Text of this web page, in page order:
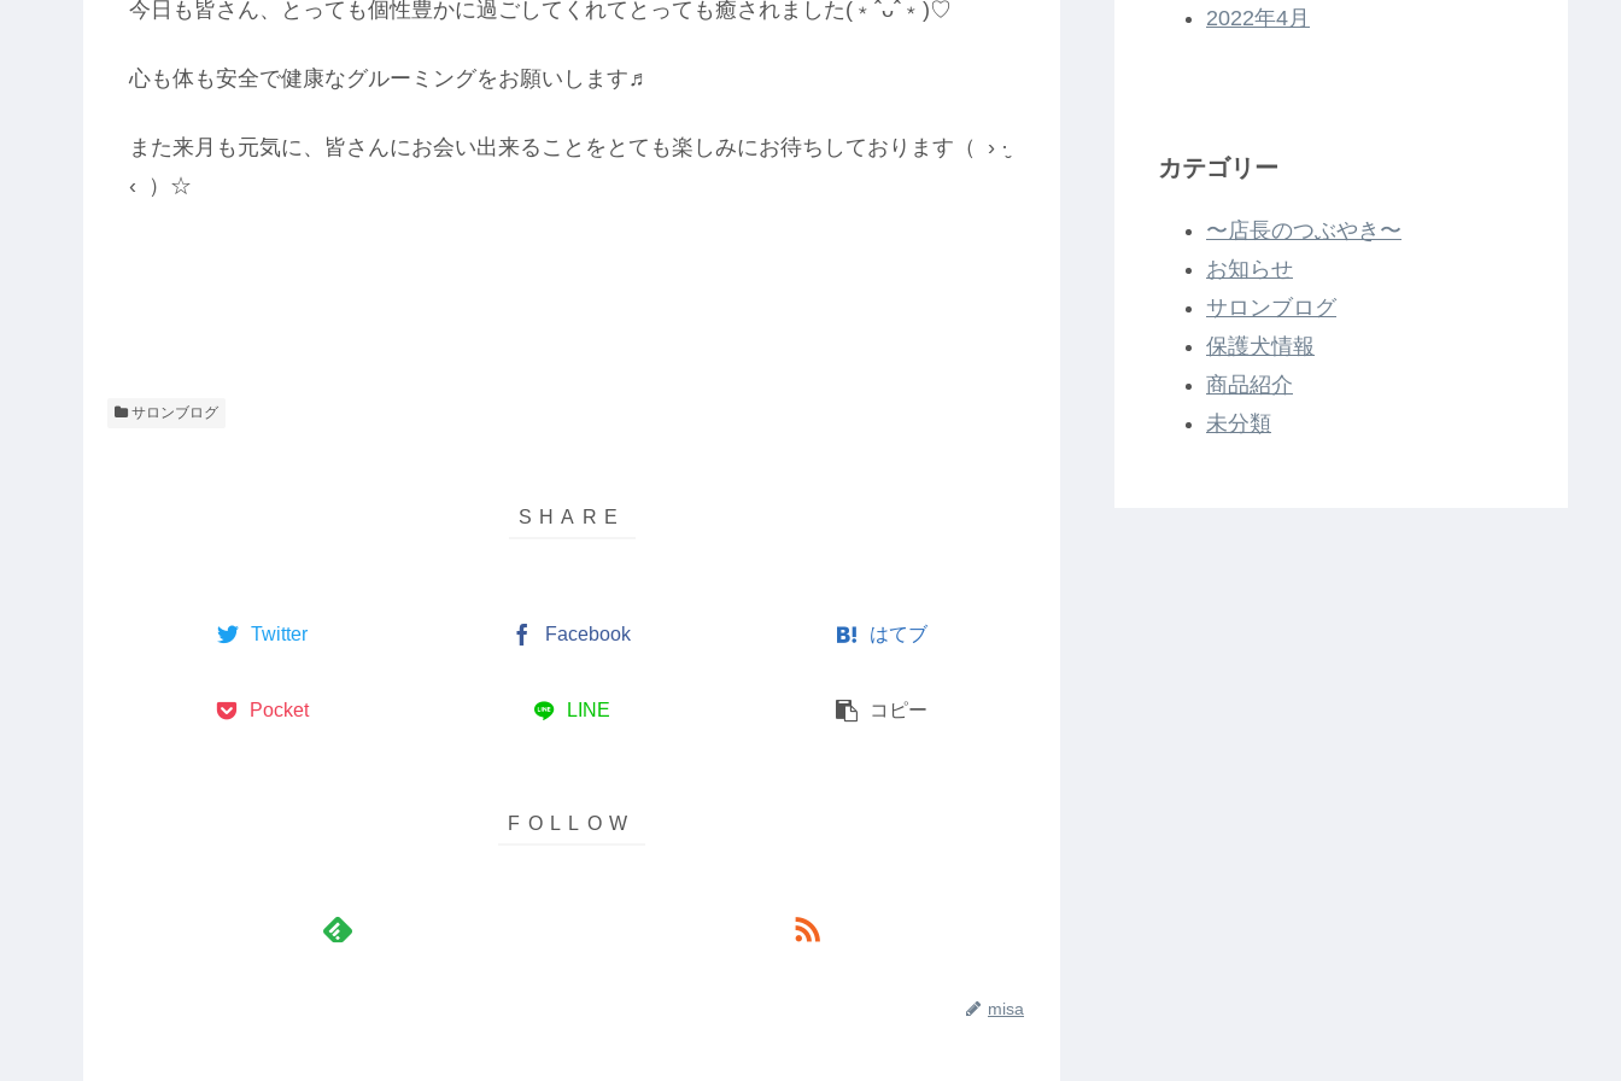
今日も皆さん、とっても個性豊かに過ごしてくれてとっても癒されました(﹡ˆᴗˆ﹡)♡
心も体も安全で健康なグルーミングをお願いします♬
また来月も元気に、皆さんにお会い出来ることをとても楽しみにお待ちしております（ › ·̮
‹ ）☆
サロンブログ
Twitter Facebook はてブ
Pocket LINE コピー
misa
2022年4月
カテゴリー
〜店長のつぶやき〜
お知らせ
サロンブログ
保護犬情報
商品紹介
未分類